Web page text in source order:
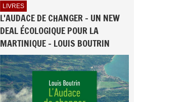
LIVRES
L'AUDACE DE CHANGER - UN NEW
DEAL ÉCOLOGIQUE POUR LA
MARTINIQUE - LOUIS BOUTRIN